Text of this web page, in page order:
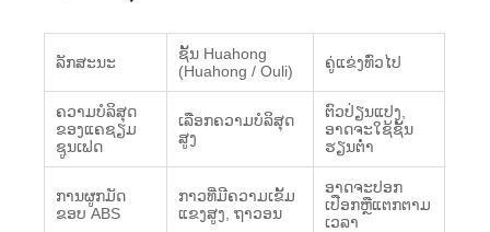
ລັກສະນະ
ຊັ້ນ Huahong
(Huahong / Ouli)
ຄູ່ແຂ່ງທົ່ວໄປ
ຄວາມບໍລິສຸດ
ຂອງແຄຊຽມ
ຊູນເຟດ
ເລືອກຄວາມບໍລິສຸດ
ສູງ
ຕົວປ່ຽນແປງ,
ອາດຈະໃຊ້ຊັ້ນ
ຮຽນຕ່ໍາ
ການຜູກມັດ
ຂອບ ABS
ກາວທີ່ມີຄວາມເຂັ້ມ
ແຂງສູງ, ຖາວອນ
ອາດຈະປອກ
ເປືອກຫຼືແຕກຕາມ
ເວລາ